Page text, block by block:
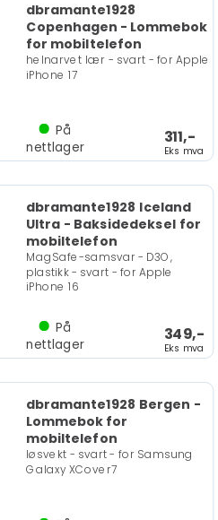
dbramante1928
Copenhagen - Lommebok
for mobiltelefon
helnarvet lær - svart - for Apple
iPhone 17
311,-
Eks mva
På
nettlager
dbramante1928 Iceland
Ultra - Baksidedeksel for
mobiltelefon
MagSafe-samsvar - D3O,
plastikk - svart - for Apple
iPhone 16
349,-
Eks mva
På
nettlager
dbramante1928 Bergen -
Lommebok for
mobiltelefon
løsvekt - svart - for Samsung
Galaxy XCover7